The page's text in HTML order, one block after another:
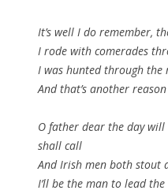
It’s well I do remember,
I rode with comerades
I was hunted through the
And that’s another
O father dear the day will
shall call
And Irish men both
I’ll be the man to lead